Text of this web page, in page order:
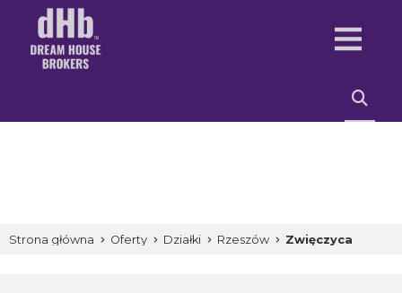
Strona główna Oferty Działki Rzeszów Zwięczyca